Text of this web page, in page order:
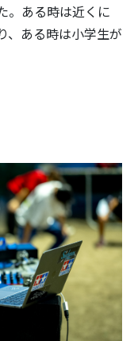
。ある時は近くに
、ある時は小学生が